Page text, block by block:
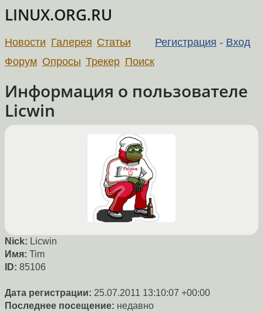
LINUX.ORG.RU
Регистрация - Вход
Новости Галерея Статьи
Форум Опросы Трекер Поиск
Информация о пользователе
Licwin
Nick: Licwin
Имя: Tim
ID: 85106
Дата регистрации: 25.07.2011 13:10:07 +00:00
Последнее посещение: недавно